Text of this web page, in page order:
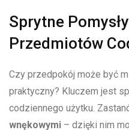
Sprytne
Przedmiotów
Czy przedpokój może być
praktyczny? Kluczem⁣ jest
codziennego ​użytku.
wnękowymi – dzięki ​nim